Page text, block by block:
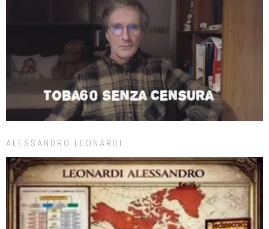
ALESSANDRO LEONARDI